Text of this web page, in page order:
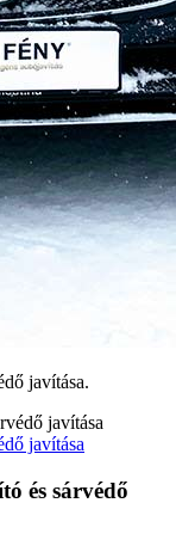
javítása.
javítása
és sárvédő